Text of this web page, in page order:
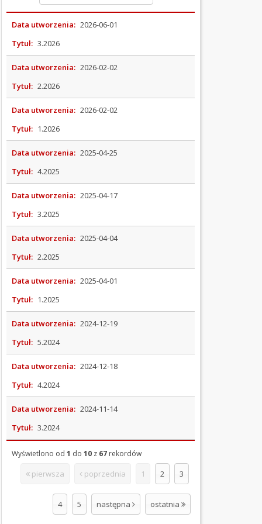
OGŁOSZENIA
PRZETARGI
OCHRONA
ŚRODOWISKA
PODATKI
I
OPŁATY
POZARZĄDOWE
PRAWO
MIEJSCOWE
(Kliknięcie spowoduje otwarcie nowej karty)
WYBORY
ZAMÓWIENIA
PUBLICZNE
REJESTRY
STRATEGIE
I
PROGRAMY
SPRAWOZDANIA
FINANSOWE
PETYCJE
KONTROLE
Data utworzenia: 2026-06-01
Tytuł: 3.2026
Data utworzenia: 2026-02-02
Tytuł: 2.2026
Data utworzenia: 2026-02-02
Tytuł: 1.2026
Data utworzenia: 2025-04-25
Tytuł: 4.2025
Data utworzenia: 2025-04-17
Tytuł: 3.2025
Data utworzenia: 2025-04-04
Tytuł: 2.2025
Data utworzenia: 2025-04-01
Tytuł: 1.2025
Data utworzenia: 2024-12-19
Tytuł: 5.2024
Data utworzenia: 2024-12-18
Tytuł: 4.2024
Data utworzenia: 2024-11-14
Tytuł: 3.2024
Wyświetlono od1 do10 z 67 rekordów
pierwsza poprzednia 1 2 3
4 5 następna ostatnia